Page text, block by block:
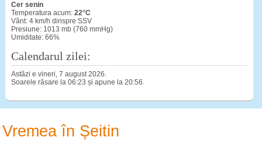
cer senin
Temperatura acum: 22°C
Vânt: 4 km/h dinspre SSV
Presiune: 1013 mb (760 mmHg)
Umiditate: 66%
Calendarul zilei:
Astăzi e vineri, 7 august 2026.
Soarele răsare la 06:23 și apune la 20:56.
Vremea în Șeitin